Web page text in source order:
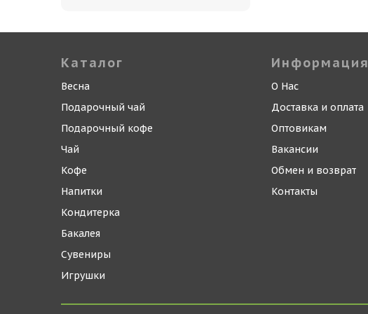
Каталог
Весна
Подарочный чай
Подарочный кофе
Чай
Кофе
Напитки
Кондитерка
Бакалея
Сувениры
Игрушки
Информация
О Нас
Доставка и оплата
Оптовикам
Вакансии
Обмен и возврат
Контакты